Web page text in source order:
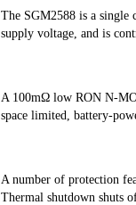
The SGM2588 is a single
supply voltage, and is
A 100mΩ low RON N-
space limited, battery-
A number of protection
Thermal shutdown shuts